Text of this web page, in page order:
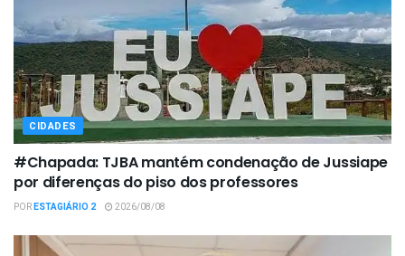
CIDADES
#Chapada: TJBA mantém condenação de Jussiape
por diferenças do piso dos professores
PORESTAGIÁRIO 2 2026/08/08